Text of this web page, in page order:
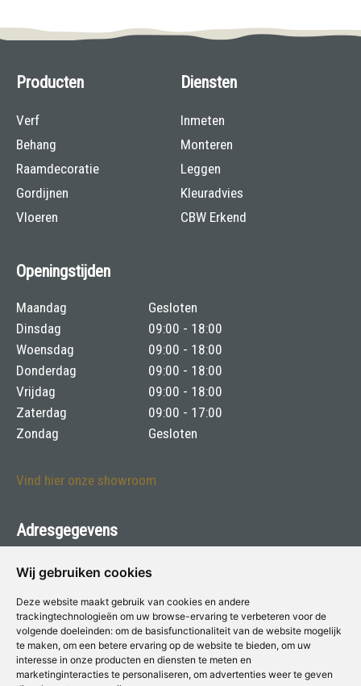
Wij gebruiken cookies
Deze website maakt gebruik van cookies en andere
trackingtechnologieën om uw browse-ervaring te verbeteren voor de
volgende doeleinden: om de basisfunctionaliteit van de website mogelijk
te maken, om een betere ervaring op de website te bieden, om uw
interesse in onze producten en diensten te meten en
marketinginteracties te personaliseren, om advertenties weer te geven
Producten
Verf
Behang
Raamdecoratie
Gordijnen
Vloeren
Diensten
Inmeten
Monteren
Leggen
Kleuradvies
CBW Erkend
Openingstijden
Maandag
Gesloten
Dinsdag
09:00 - 18:00
Woensdag
09:00 - 18:00
Donderdag
09:00 - 18:00
Vrijdag
09:00 - 18:00
Zaterdag
09:00 - 17:00
Zondag
Gesloten
Vind hier onze showroom
Adresgegevens
Philips voor Verf & Wonen
Telefoon:0495-533643
E-mail:info@harryphilips.nl